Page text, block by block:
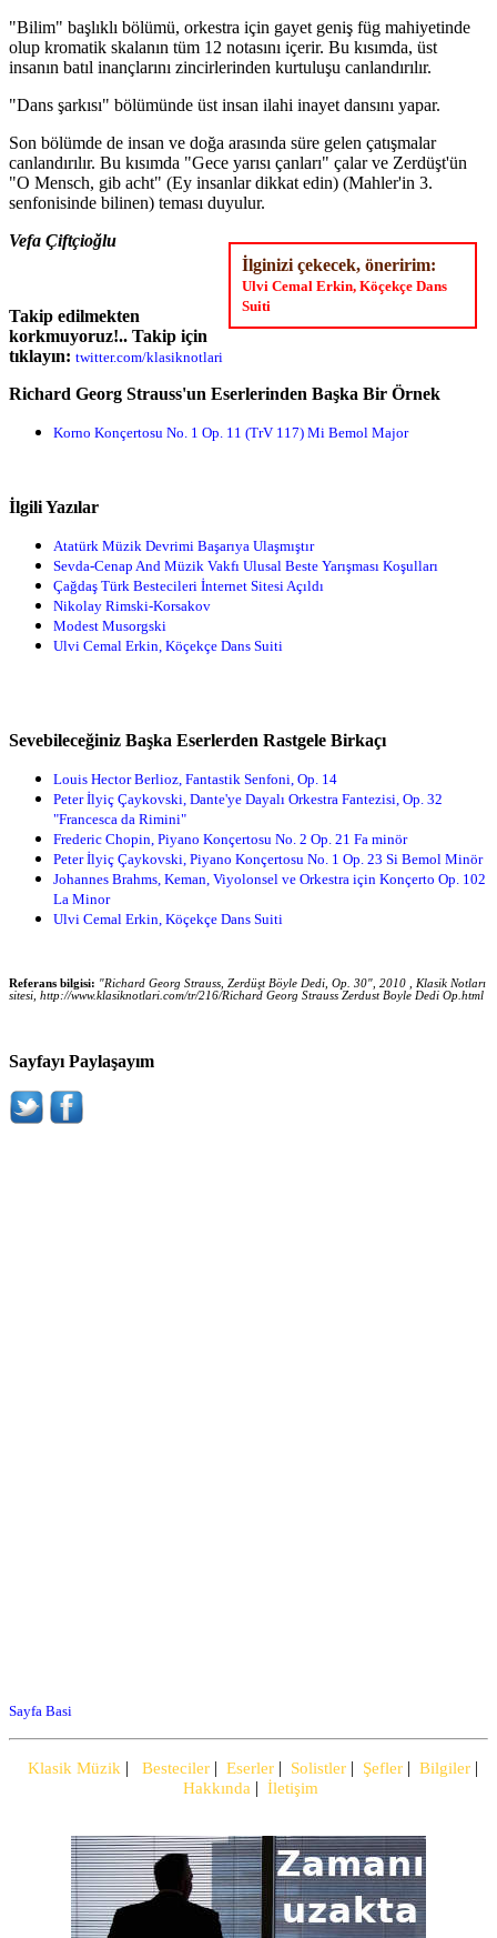
"Bilim" başlıklı bölümü, orkestra için gayet geniş füg mahiyetinde
olup kromatik skalanın tüm 12 notasını içerir. Bu kısımda, üst
insanın batıl inançlarını zincirlerinden kurtuluşu canlandırılır.
"Dans şarkısı" bölümünde üst insan ilahi inayet dansını yapar.
Son bölümde de insan ve doğa arasında süre gelen çatışmalar
canlandırılır. Bu kısımda "Gece yarısı çanları" çalar ve Zerdüşt'ün
"O Mensch, gib acht" (Ey insanlar dikkat edin) (Mahler'in 3.
senfonisinde bilinen) teması duyulur.
İlginizi çekecek, öneririm:
Ulvi Cemal Erkin, Köçekçe Dans
Suiti
Vefa Çiftçioğlu
Takip edilmekten
korkmuyoruz!.. Takip için
tıklayın: twitter.com/klasiknotlari
Richard Georg Strauss'un Eserlerinden Başka Bir Örnek
Korno Konçertosu No. 1 Op. 11 (TrV 117) Mi Bemol Major
İlgili Yazılar
Atatürk Müzik Devrimi Başarıya Ulaşmıştır
Sevda-Cenap And Müzik Vakfı Ulusal Beste Yarışması Koşulları
Çağdaş Türk Bestecileri İnternet Sitesi Açıldı
Nikolay Rimski-Korsakov
Modest Musorgski
Ulvi Cemal Erkin, Köçekçe Dans Suiti
Sevebileceğiniz Başka Eserlerden Rastgele Birkaçı
Louis Hector Berlioz, Fantastik Senfoni, Op. 14
Peter İlyiç Çaykovski, Dante'ye Dayalı Orkestra Fantezisi, Op. 32
"Francesca da Rimini"
Frederic Chopin, Piyano Konçertosu No. 2 Op. 21 Fa minör
Peter İlyiç Çaykovski, Piyano Konçertosu No. 1 Op. 23 Si Bemol Minör
Johannes Brahms, Keman, Viyolonsel ve Orkestra için Konçerto Op. 102
La Minor
Ulvi Cemal Erkin, Köçekçe Dans Suiti
Referans bilgisi: "Richard Georg Strauss, Zerdüşt Böyle Dedi, Op. 30", 2010 , Klasik Notları
sitesi, http://www.klasiknotlari.com/tr/216/Richard Georg Strauss Zerdust Boyle Dedi Op.html
Sayfayı Paylaşayım
Sayfa Basi
Klasik Müzik | Besteciler | Eserler | Solistler | Şefler | Bilgiler |
Hakkında | İletişim